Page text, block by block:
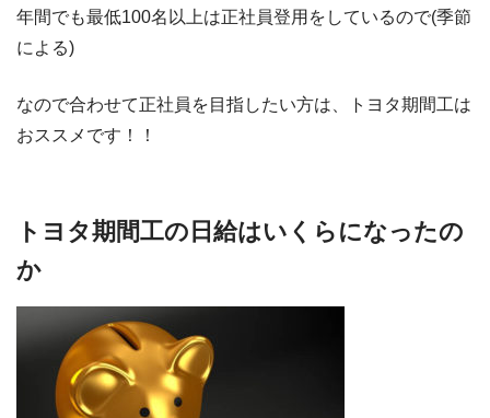
年間でも最低100名以上は正社員登用をしているので(季節
による)
なので合わせて正社員を目指したい方は、トヨタ期間工は
おススメです！！
トヨタ期間工の日給はいくらになったの
か